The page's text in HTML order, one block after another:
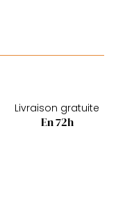
Livraison gratuite
En 72h